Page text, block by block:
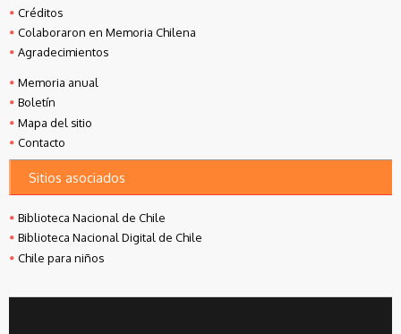
Créditos
Colaboraron en Memoria Chilena
Agradecimientos
Memoria anual
Boletín
Mapa del sitio
Contacto
Sitios asociados
Biblioteca Nacional de Chile
Biblioteca Nacional Digital de Chile
Chile para niños